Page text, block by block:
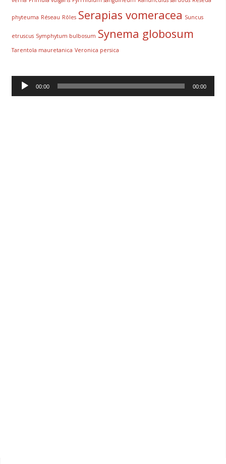
phyteuma Réseau Rôles Serapias vomeracea Suncus
etruscus Symphytum bulbosum Synema globosum
Tarentola mauretanica Veronica persica
Lecteur
audio
00:00 00:00